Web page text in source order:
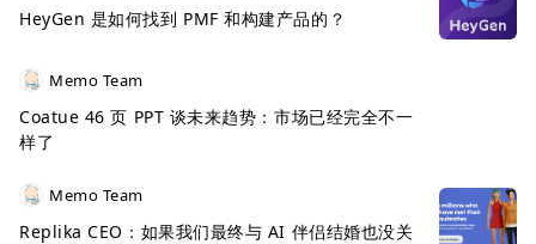
HeyGen 是如何找到 PMF 和构建产品的？
Memo Team
Coatue 46 页 PPT 谈未来趋势：市场已经完全不一
样了
Memo Team
Replika CEO：如果我们最终与 AI 伴侣结婚也没关